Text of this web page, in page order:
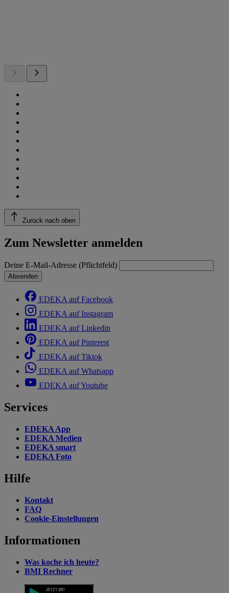
Zurück nach oben
Zum Newsletter anmelden
Deine E-Mail-Adresse (Pflichtfeld)
Absenden
EDEKA auf Facebook
EDEKA auf Instagram
EDEKA auf Linkedin
EDEKA auf Pinterest
EDEKA auf Tiktok
EDEKA auf Whatsapp
EDEKA auf Youtube
Services
EDEKA App
EDEKA Medien
EDEKA smart
EDEKA Foto
Hilfe
Kontakt
FAQ
Cookie-Einstellungen
Informationen
Was koche ich heute?
BMI Rechner